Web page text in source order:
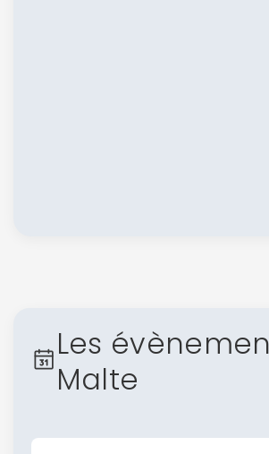
Les
Malte